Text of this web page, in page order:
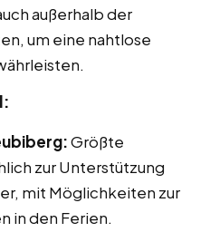
außerhalb der
um eine nahtlose
Größte
zur Unterstützung
mit Möglichkeiten zur
in den Ferien.